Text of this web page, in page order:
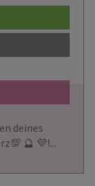
🔮 💜!...